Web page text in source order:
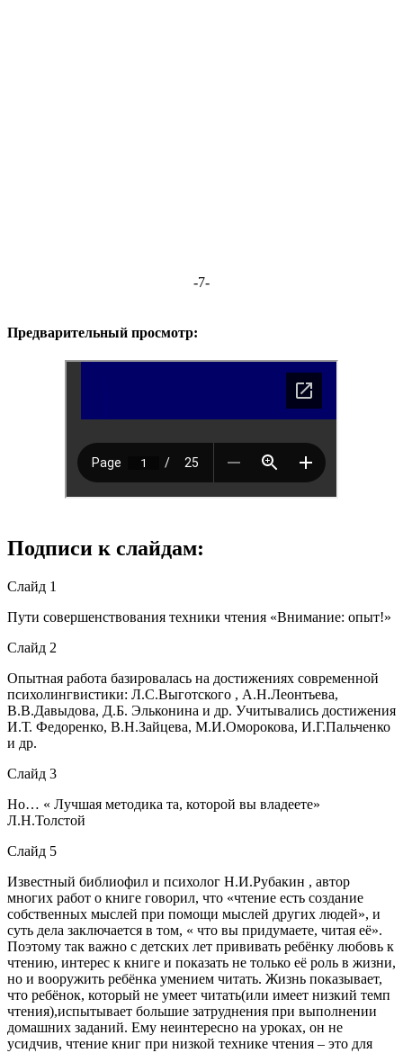
-7-
Предварительный просмотр:
Подписи к слайдам:
Слайд 1
Пути совершенствования техники чтения «Внимание: опыт!»
Слайд 2
Опытная работа базировалась на достижениях современной
психолингвистики: Л.С.Выготского , А.Н.Леонтьева,
В.В.Давыдова, Д.Б. Эльконина и др. Учитывались достижения
И.Т. Федоренко, В.Н.Зайцева, М.И.Оморокова, И.Г.Пальченко
и др.
Слайд 3
Но… « Лучшая методика та, которой вы владеете»
Л.Н.Толстой
Слайд 5
Известный библиофил и психолог Н.И.Рубакин , автор
многих работ о книге говорил, что «чтение есть создание
собственных мыслей при помощи мыслей других людей», и
суть дела заключается в том, « что вы придумаете, читая её».
Поэтому так важно с детских лет прививать ребёнку любовь к
чтению, интерес к книге и показать не только её роль в жизни,
но и вооружить ребёнка умением читать. Жизнь показывает,
что ребёнок, который не умеет читать(или имеет низкий темп
чтения),испытывает большие затруднения при выполнении
домашних заданий. Ему неинтересно на уроках, он не
усидчив, чтение книг при низкой технике чтения – это для